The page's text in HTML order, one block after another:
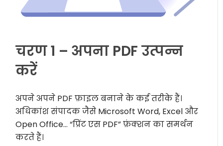
चरण 1 – अपना PDF उत्पन्न
करें
अपने अपने PDF फ़ाइल बनाने के कई तरीके हैं।
अधिकांश संपादक जैसे Microsoft Word, Excel और
Open Office… “प्रिंट एस PDF” फ़ंक्शन का समर्थन
करते हैं।